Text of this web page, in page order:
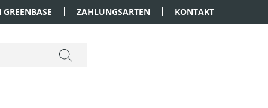
ZAHLUNGSARTEN KONTAKT